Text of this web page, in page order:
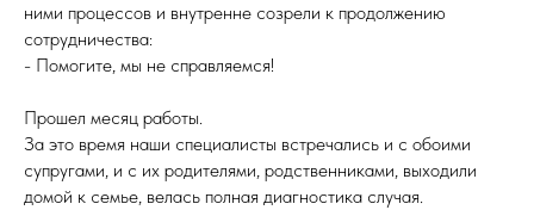
ними процессов и внутренне созрели к продолжению
сотрудничества:
- Помогите, мы не справляемся!
Прошел месяц работы.
За это время наши специалисты встречались и с обоими
супругами, и с их родителями, родственниками, выходили
домой к семье, велась полная диагностика случая.